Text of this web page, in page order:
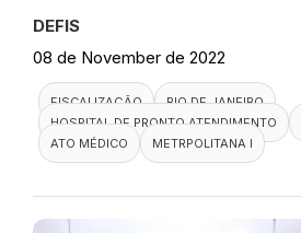
DEFIS
08 de November de 2022
FISCALIZAÇÃO
RIO DE JANEIRO
HOSPITAL DE PRONTO ATENDIMENTO
ATO MÉDICO
METRPOLITANA I